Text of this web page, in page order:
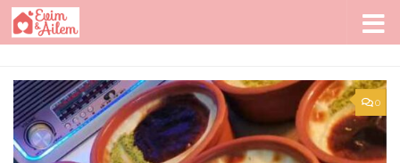
Skip to content
0